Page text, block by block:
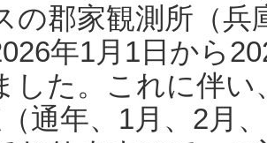
の郡家観測所（
年1月1日から
した。これに伴い
通年、1月、2月